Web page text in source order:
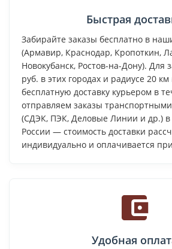
Быстрая
Забирайте заказы бесплатно в
(Армавир, Краснодар, Кропоткин,
Новокубанск, Ростов-на-Дону). Для
руб. в этих городах и радиусе 20
бесплатную доставку курьером в
отправляем заказы
(СДЭК, ПЭК, Деловые Линии и др.) в
России — стоимость доставки
индивидуально и оплачивается
Удобная